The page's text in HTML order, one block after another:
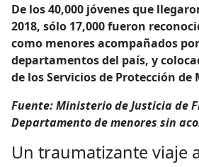
De los 40,000 jóvenes que
2018, sólo 17,000 fueron
como menores acompañados
departamentos del país, y
de los Servicios de Protección de
Fuente: Ministerio de Justicia de
Departamento de menores sin
Un traumatizante viaje